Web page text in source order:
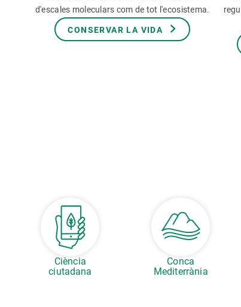
d'escales moleculars com de tot l'ecosistema.
CONSERVAR LA VIDA
Ciència
ciutadana
Conca
Mediterrània